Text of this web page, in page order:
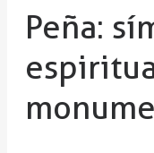
Peña: